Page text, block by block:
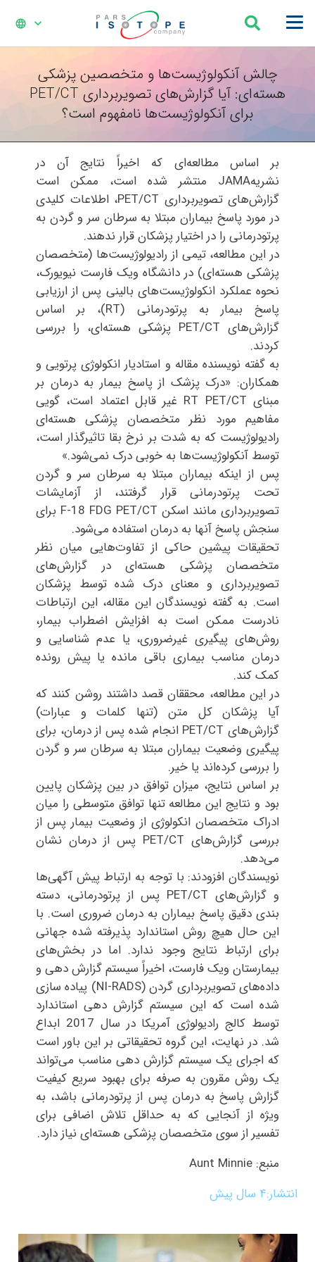
language
چالش آنکولوژیست‌ها و متخصصین پزشکی
هسته‌ای: آیا گزارش‌های تصویربرداری PET/CT
برای آنکولوژیست‌‌ها نامفهوم است؟
بر اساس مطالعه‌ای که اخیراً نتایج آن در
نشریهJAMA منتشر شده است، ممکن است
گزارش‌های تصویربرداری PET/CT، اطلاعات کلیدی
در مورد پاسخ بیماران مبتلا به سرطان سر و گردن به
پرتودرمانی را در اختیار پزشکان قرار ندهند.
در این مطالعه، تیمی از رادیولوژیست‌‌ها (متخصصان
پزشکی هسته‌ای) در دانشگاه ویک فارست نیویورک،
نحوه عملکرد انکولوژیست‌‌های بالینی پس از ارزیابی
پاسخ بیمار به پرتودرمانی (RT)، بر اساس
گزارش‌های PET/CT پزشکی هسته‌ای، را بررسی
کردند.
به گفته نویسنده مقاله و استادیار انکولوژی پرتویی و
همکاران: «درک پزشک از پاسخ بیمار به درمان بر
مبنای RT PET/CT غیر قابل اعتماد است، گویی
مفاهیم مورد نظر متخصصان پزشکی هسته‌ای
رادیولوژیست که به شدت بر نرخ بقا تاثیرگذار است،
توسط آنکولوژیست‌ها به خوبی درک نمی‌شود.»
پس از اینکه بیماران مبتلا به سرطان سر و گردن
تحت پرتودرمانی قرار گرفتند، از آزمایشات
تصویربرداری مانند اسکن F-18 FDG PET/CT برای
سنجش پاسخ آنها به درمان استفاده می‌شود.
تحقیقات پیشین حاکی از تفاوت‌هایی میان نظر
متخصصان پزشکی هسته‌ای در گزارش‌های
تصویربرداری و معنای درک شده توسط پزشکان
است. به گفته نویسندگان این مقاله، این ارتباطات
نادرست ممکن است به افزایش اضطراب بیمار،
روش‌‌های پیگیری غیرضروری، یا عدم شناسایی و
درمان مناسب بیماری باقی ‌مانده یا پیش ‌رونده
کمک کند.
در این مطالعه، محققان قصد داشتند روشن کنند که
آیا پزشکان کل متن (تنها کلمات و عبارات)
گزارش‌های PET/CT انجام شده پس از درمان، برای
پیگیری وضعیت بیماران مبتلا به سرطان سر و گردن
را بررسی کرده‌اند یا خیر.
بر اساس نتایج، میزان توافق در بین پزشکان پایین
بود و نتایج این مطالعه تنها توافق متوسطی را میان
ادراک متخصصان انکولوژی از وضعیت بیمار پس از
بررسی گزارش‌‌های PET/CT پس از درمان نشان
می‌دهد.
نویسندگان افزودند: با توجه به ارتباط پیش آگهی‌ها
و گزارش‌های PET/CT پس از پرتودرمانی، دسته
‌بندی دقیق پاسخ بیماران به درمان ضروری است. با
این حال هیچ روش استاندارد پذیرفته شده جهانی
برای ارتباط نتایج وجود ندارد. اما در بخش‌های
بیمارستان ویک فارست، اخیراً سیستم‌ گزارش‌ دهی و
داده‌‌های تصویربرداری گردن (NI-RADS) پیاده‌ سازی
شده است که این سیستم گزارش‌ دهی استاندارد
توسط کالج رادیولوژی آمریکا در سال 2017 ابداع
شد. در نهایت، این گروه تحقیقاتی بر این باور است
که اجرای یک سیستم گزارش دهی مناسب می‌تواند
یک روش مقرون به صرفه برای بهبود سریع کیفیت
گزارش پاسخ به درمان پس از پرتودرمانی باشد، به
ویژه از آنجایی که به حداقل تلاش اضافی برای
تفسیر از سوی متخصصان پزشکی هسته‌ای نیاز دارد.
منبع: Aunt Minnie
انتشار:۴ سال پیش